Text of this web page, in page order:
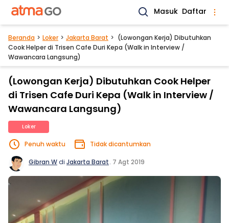
Masuk Daftar
Beranda Loker Jakarta Barat
(Lowongan Kerja) Dibutuhkan
Cook Helper di Trisen Cafe Duri Kepa (Walk in Interview /
Wawancara Langsung)
(Lowongan Kerja) Dibutuhkan Cook Helper
di Trisen Cafe Duri Kepa (Walk in Interview /
Wawancara Langsung)
Loker
Penuh waktu Tidak dicantumkan
Gibran Wdi Jakarta Barat. 7 Agt 2019